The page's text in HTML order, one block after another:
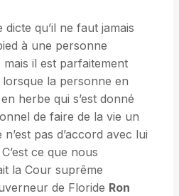
qu’il ne faut jamais
à une personne
mais il est parfaitement
la personne en
herbe qui s’est donné
de faire de la vie un
pas d’accord avec lui
ce que nous
la Cour suprême
de Floride Ron